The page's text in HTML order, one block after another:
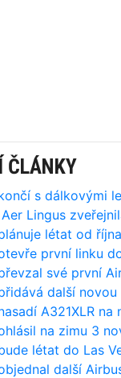
ČLÁNKY
s dálkovými
Lingus
létat od
první linku
své první
další
A321XLR
na zimu 3
létat do Las
další